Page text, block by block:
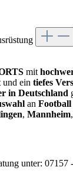
mit
und ein tiefes
in Deutschland
an Football
, Mannheim,
unter: 07157